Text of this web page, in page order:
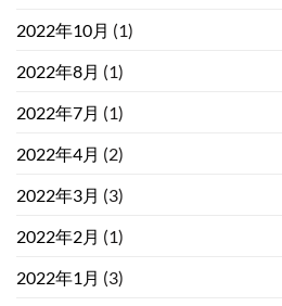
2022年10月 (1)
2022年8月 (1)
2022年7月 (1)
2022年4月 (2)
2022年3月 (3)
2022年2月 (1)
2022年1月 (3)